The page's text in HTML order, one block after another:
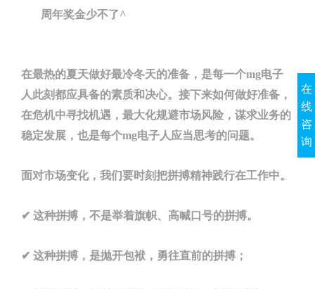
周年奖金少不了^
在最热的夏天做好最冷冬天的准备，是每一个mg电子
人此刻都应具备的素质和决心。接下来如何做好准备，
在危机中寻找机遇，最大化规避市场风险，谋求业务的
稳定发展，也是每个mg电子人应当思考的问题。
面对市场变化，我们要时刻把拼搏精神践行在工作中。
✔ 这种拼搏，不是举着旗帜、高喊口号的拼搏。
✔ 这种拼搏，是抛开包袱，勇往直前的拼搏；
在
线
咨
询